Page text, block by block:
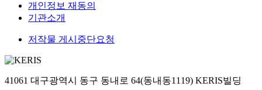
개인정보 재동의
기관소개
저작물 게시중단요청
41061 대구광역시 동구 동내로 64(동내동1119) KERIS빌딩